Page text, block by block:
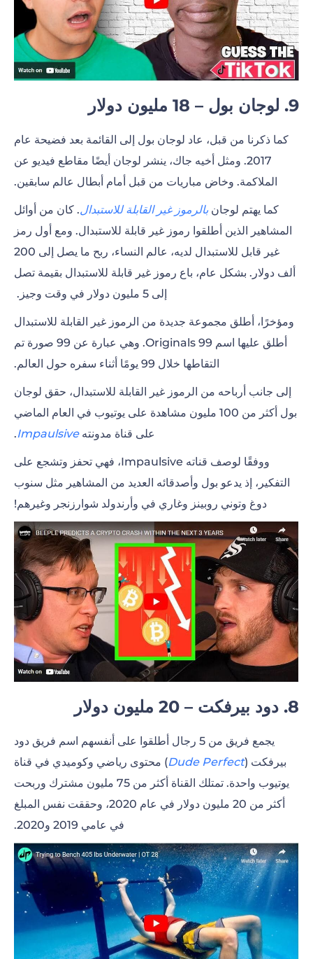
9. لوجان بول – 18 مليون دولار
كما ذكرنا من قبل، عاد لوجان بول إلى القائمة بعد فضيحة عام
2017. ومثل أخيه جاك، ينشر لوجان أيضًا مقاطع فيديو عن
الملاكمة. وخاض مباريات من قبل أمام أبطال عالم سابقين.
كما يهتم لوجان بالرموز غير القابلة للاستبدال. كان من أوائل
المشاهير الذين أطلقوا رموز غير قابلة للاستبدال. ومع أول رمز
غير قابل للاستبدال لديه، عالم النساء، ربح ما يصل إلى 200
ألف دولار. بشكل عام، باع رموز غير قابلة للاستبدال بقيمة تصل
إلى 5 مليون دولار في وقت وجيز.
ومؤخرًا، أطلق مجموعة جديدة من الرموز غير القابلة للاستبدال
أطلق عليها اسم 99 Originals. وهي عبارة عن 99 صورة تم
التقاطها خلال 99 يومًا أثناء سفره حول العالم.
إلى جانب أرباحه من الرموز غير القابلة للاستبدال، حقق لوجان
بول أكثر من 100 مليون مشاهدة على يوتيوب في العام الماضي
على قناة مدونتهImpaulsive
.
ووفقًا لوصف قناته Impaulsive، فهي تحفز وتشجع على
التفكير، إذ يدعو بول وأصدقائه العديد من المشاهير مثل سنوب
دوغ وتوني روبينز وغاري في وأرندولد شوارزنجر وغيرهم!
8. دود بيرفكت – 20 مليون دولار
يجمع فريق من 5 رجال أطلقوا على أنفسهم اسم فريق دود
بيرفكت (Dude Perfect) محتوى رياضي وكوميدي في قناة
يوتيوب واحدة. تمتلك القناة أكثر من 75 مليون مشترك وربحت
أكثر من 20 مليون دولار في عام 2020، وحققت نفس المبلغ
في عامي 2019 و2020.